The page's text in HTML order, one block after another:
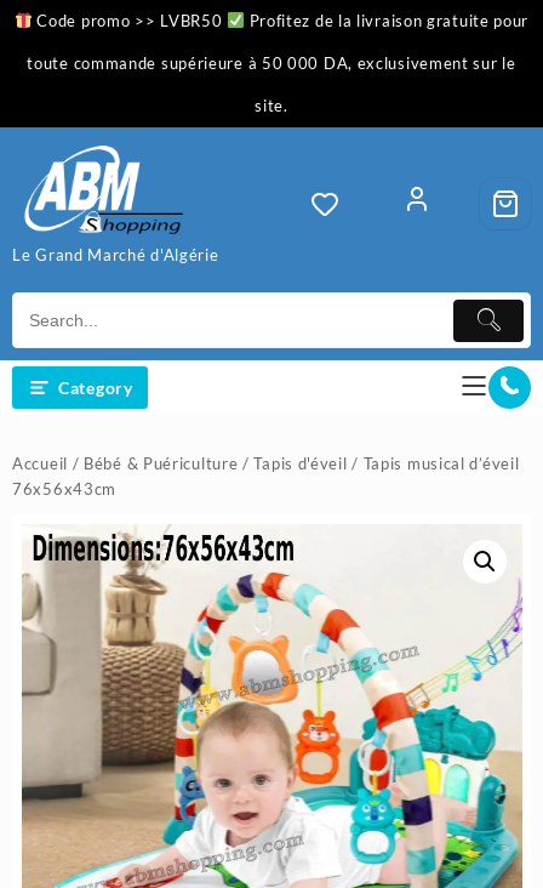
Skip
content
Code promo >> LVBR50 Profitez de la livraison gratuite pour
toute commande supérieure à 50 000 DA, exclusivement sur le
site.
Le Grand Marché d'Algérie
Category
Accueil / Bébé & Puériculture /Tapis d'éveil / Tapis musical d’éveil
76x56x43cm